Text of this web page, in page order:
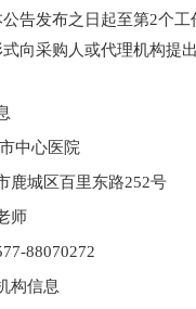
告发布之日起至第2个
向采购人或代理机构提出
中心医院
鹿城区百里东路252号
师
88070272
构信息